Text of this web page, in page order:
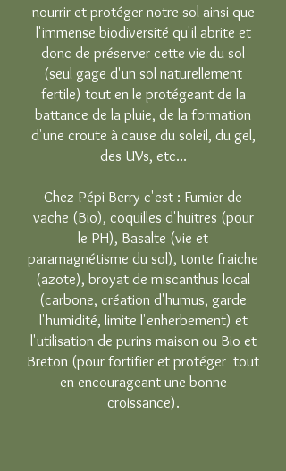
nourrir et protéger notre sol ainsi que
l'immense biodiversité qu'il abrite et
donc de préserver cette vie du sol
(seul gage d'un sol naturellement
fertile) tout en le protégeant de la
battance de la pluie, de la formation
d'une croute à cause du soleil, du gel,
des UVs, etc...
Chez Pépi Berry c'est : Fumier de
vache (Bio), coquilles d'huitres (pour
le PH), Basalte (vie et
paramagnétisme du sol), tonte fraiche
(azote), broyat de miscanthus local
(carbone, création d'humus, garde
l'humidité, limite l'enherbement) et
l'utilisation de purins maison ou Bio et
Breton (pour fortifier et protéger tout
en encourageant une bonne
croissance).